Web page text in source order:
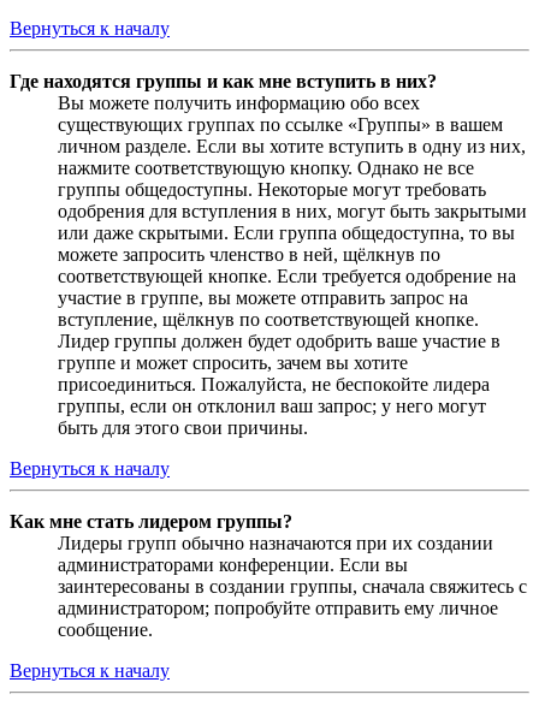
Вернуться к началу
Где находятся группы и как мне вступить в них?
Вы можете получить информацию обо всех
существующих группах по ссылке «Группы» в вашем
личном разделе. Если вы хотите вступить в одну из них,
нажмите соответствующую кнопку. Однако не все
группы общедоступны. Некоторые могут требовать
одобрения для вступления в них, могут быть закрытыми
или даже скрытыми. Если группа общедоступна, то вы
можете запросить членство в ней, щёлкнув по
соответствующей кнопке. Если требуется одобрение на
участие в группе, вы можете отправить запрос на
вступление, щёлкнув по соответствующей кнопке.
Лидер группы должен будет одобрить ваше участие в
группе и может спросить, зачем вы хотите
присоединиться. Пожалуйста, не беспокойте лидера
группы, если он отклонил ваш запрос; у него могут
быть для этого свои причины.
Вернуться к началу
Как мне стать лидером группы?
Лидеры групп обычно назначаются при их создании
администраторами конференции. Если вы
заинтересованы в создании группы, сначала свяжитесь с
администратором; попробуйте отправить ему личное
сообщение.
Вернуться к началу